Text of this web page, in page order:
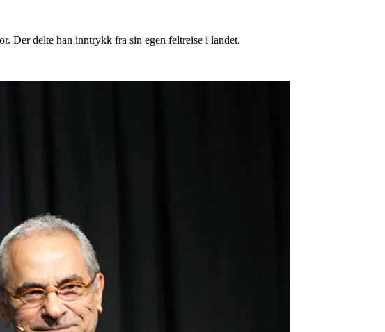
Der delte han inntrykk fra sin egen feltreise i landet.